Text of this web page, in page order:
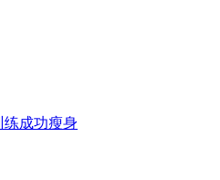
练成功瘦身